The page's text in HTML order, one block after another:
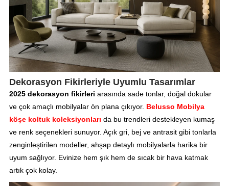
Dekorasyon Fikirleriyle Uyumlu Tasarımlar
2025 dekorasyon fikirleri arasında sade tonlar, doğal dokular
ve çok amaçlı mobilyalar ön plana çıkıyor. Belusso Mobilya
köşe koltuk koleksiyonları da bu trendleri destekleyen kumaş
ve renk seçenekleri sunuyor. Açık gri, bej ve antrasit gibi tonlarla
zenginleştirilen modeller, ahşap detaylı mobilyalarla harika bir
uyum sağlıyor. Evinize hem şık hem de sıcak bir hava katmak
artık çok kolay.